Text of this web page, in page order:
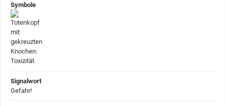
Symbole
Signalwort
Gefahr!